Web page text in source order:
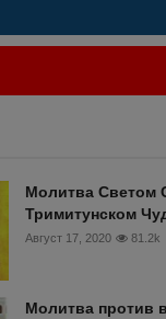
Moлитва Светом
Тримитунском
Август 17, 2020 81.2k
Молитва против